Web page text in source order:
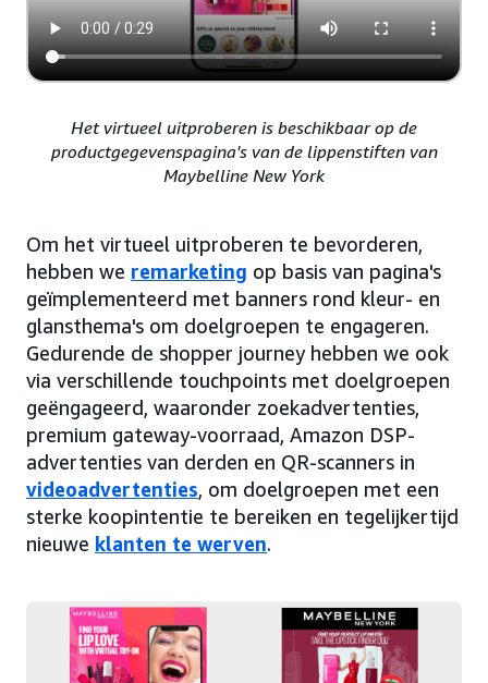
Het virtueel uitproberen is beschikbaar op de
productgegevenspagina's van de lippenstiften van
Maybelline New York
Om het virtueel uitproberen te bevorderen,
hebben we remarketing op basis van pagina's
geïmplementeerd met banners rond kleur- en
glansthema's om doelgroepen te engageren.
Gedurende de shopper journey hebben we ook
via verschillende touchpoints met doelgroepen
geëngageerd, waaronder zoekadvertenties,
premium gateway-voorraad, Amazon DSP-
advertenties van derden en QR-scanners in
videoadvertenties, om doelgroepen met een
sterke koopintentie te bereiken en tegelijkertijd
nieuwe klanten te werven.